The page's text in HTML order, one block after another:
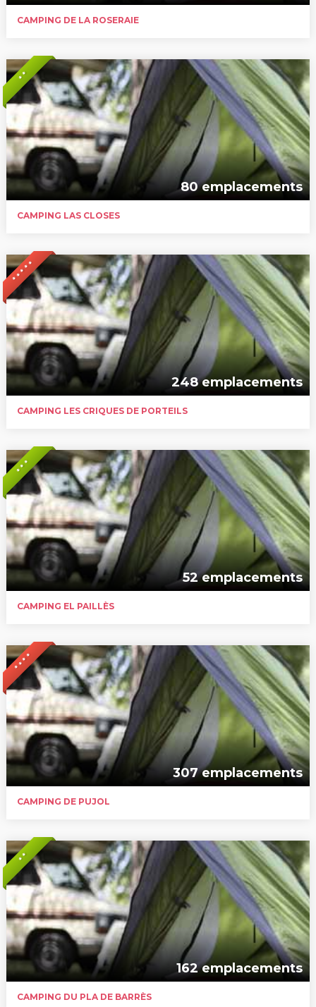
CAMPING DE LA ROSERAIE
* *
80 emplacements
CAMPING LAS CLOSES
* * * * *
248 emplacements
CAMPING LES CRIQUES DE PORTEILS
* * *
52 emplacements
CAMPING EL PAILLÈS
* * * *
307 emplacements
CAMPING DE PUJOL
* *
162 emplacements
CAMPING DU PLA DE BARRÈS